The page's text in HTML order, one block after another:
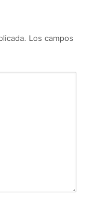
Los campos